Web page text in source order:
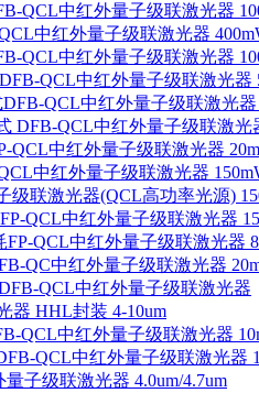
QCL中红外量子级联激光器
中红外量子级联激光器
QCL中红外量子级联激光器
QCL中红外量子级联激光器
QCL中红外量子级联激光器
DFB-QCL中红外量子级联激光
QCL中红外量子级联激光器
中红外量子级联激光器
级联激光器(QCL高功率光源)
QCL中红外量子级联激光器
FP-QCL中红外量子级联激光器
QC中红外量子级联激光器
QCL中红外量子级联激光器
器 HHL封装 4-10um
QCL中红外量子级联激光器
QCL中红外量子级联激光器
子级联激光器 4.0um/4.7um